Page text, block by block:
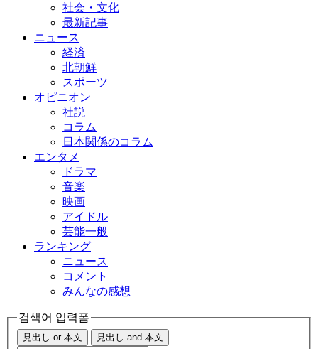
社会・文化
最新記事
ニュース
経済
北朝鮮
スポーツ
オピニオン
社説
コラム
日本関係のコラム
エンタメ
ドラマ
音楽
映画
アイドル
芸能一般
ランキング
ニュース
コメント
みんなの感想
검색어 입력폼
見出し or 本文 見出し and 本文